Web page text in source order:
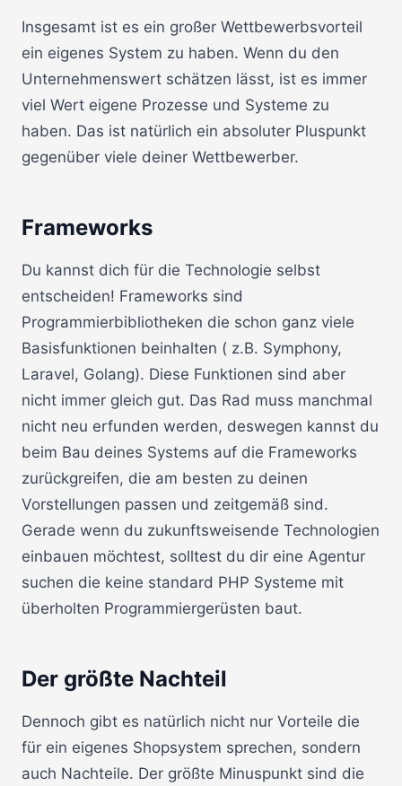
Insgesamt ist es ein großer Wettbewerbsvorteil
ein eigenes System zu haben. Wenn du den
Unternehmenswert schätzen lässt, ist es immer
viel Wert eigene Prozesse und Systeme zu
haben. Das ist natürlich ein absoluter Pluspunkt
gegenüber viele deiner Wettbewerber.
Frameworks
Du kannst dich für die Technologie selbst
entscheiden! Frameworks sind
Programmierbibliotheken die schon ganz viele
Basisfunktionen beinhalten ( z.B. Symphony,
Laravel, Golang). Diese Funktionen sind aber
nicht immer gleich gut. Das Rad muss manchmal
nicht neu erfunden werden, deswegen kannst du
beim Bau deines Systems auf die Frameworks
zurückgreifen, die am besten zu deinen
Vorstellungen passen und zeitgemäß sind.
Gerade wenn du zukunftsweisende Technologien
einbauen möchtest, solltest du dir eine Agentur
suchen die keine standard PHP Systeme mit
überholten Programmiergerüsten baut.
Der größte Nachteil
Dennoch gibt es natürlich nicht nur Vorteile die
für ein eigenes Shopsystem sprechen, sondern
auch Nachteile. Der größte Minuspunkt sind die